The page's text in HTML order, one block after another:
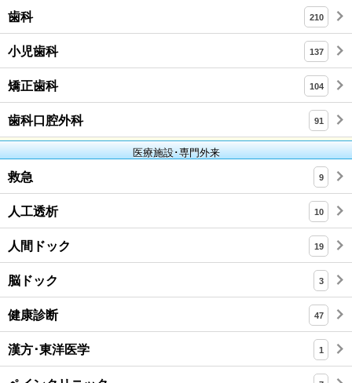
歯科 210
小児歯科 137
矯正歯科 104
歯科口腔外科 91
医療施設･専門外来
救急 9
人工透析 10
人間ドック 19
脳ドック 3
健康診断 47
漢方･東洋医学 1